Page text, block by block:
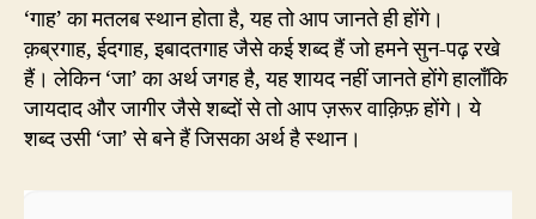
‘गाह’ का मतलब स्थान होता है, यह तो आप जानते ही होंगे।
क़ब्रगाह, ईदगाह, इबादतगाह जैसे कई शब्द हैं जो हमने सुन-पढ़ रखे
हैं। लेकिन ‘जा’ का अर्थ जगह है, यह शायद नहीं जानते होंगे हालाँकि
जायदाद और जागीर जैसे शब्दों से तो आप ज़रूर वाक़िफ़ होंगे। ये
शब्द उसी ‘जा’ से बने हैं जिसका अर्थ है स्थान।